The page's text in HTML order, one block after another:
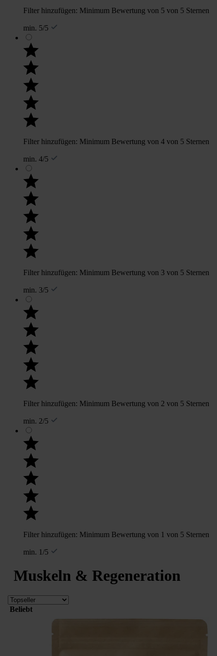
Filter hinzufügen: Minimum Bewertung von 5 von 5 Sternen
min. 5/5
Filter hinzufügen: Minimum Bewertung von 4 von 5 Sternen
min. 4/5
Filter hinzufügen: Minimum Bewertung von 3 von 5 Sternen
min. 3/5
Filter hinzufügen: Minimum Bewertung von 2 von 5 Sternen
min. 2/5
Filter hinzufügen: Minimum Bewertung von 1 von 5 Sternen
min. 1/5
Muskeln & Regeneration
Beliebt